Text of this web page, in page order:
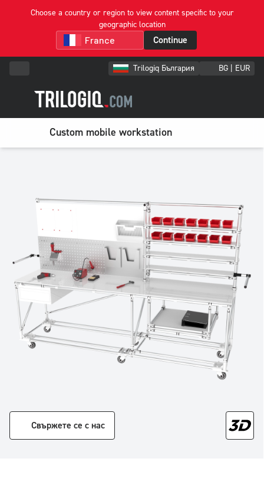
Choose a country or region to view content specific to your
geographic location
Continue
Trilogiq България BG | EUR
Custom mobile workstation
Свържете се с нас